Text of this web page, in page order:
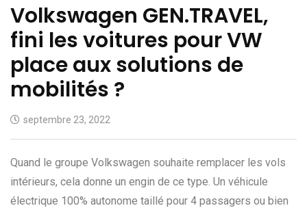
Volkswagen GEN.TRAVEL,
fini les voitures pour VW
place aux solutions de
mobilités ?
septembre 23, 2022
Quand le groupe Volkswagen souhaite remplacer les vols
intérieurs, cela donne un engin de ce type. Un véhicule
électrique 100% autonome taillé pour 4 passagers ou bien